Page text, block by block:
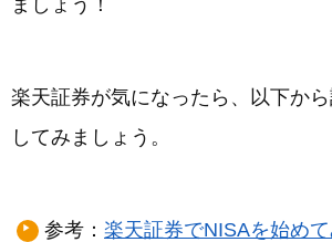
楽天証券が気になったら、以下か
してみましょう。
参考： 楽天証券でNISAを始め